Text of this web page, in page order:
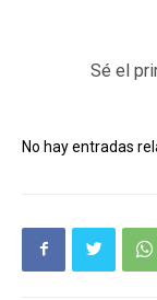
Sé el
No hay entradas